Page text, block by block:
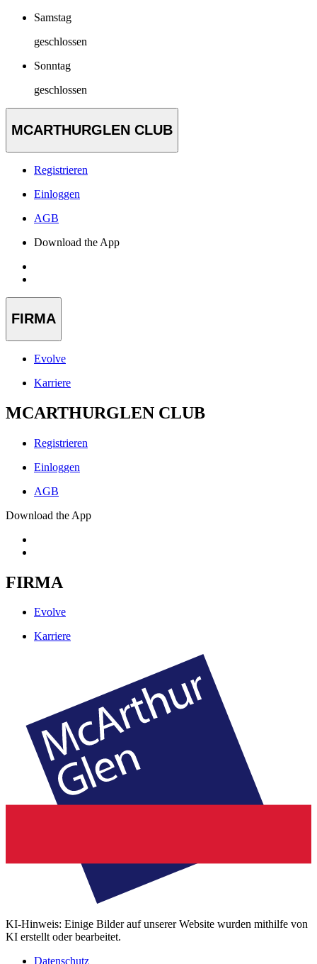
Samstag
geschlossen
Sonntag
geschlossen
MCARTHURGLEN CLUB
Registrieren
Einloggen
AGB
Download the App
FIRMA
Evolve
Karriere
MCARTHURGLEN CLUB
Registrieren
Einloggen
AGB
Download the App
FIRMA
Evolve
Karriere
KI-Hinweis: Einige Bilder auf unserer Website wurden mithilfe von
KI erstellt oder bearbeitet.
Datenschutz